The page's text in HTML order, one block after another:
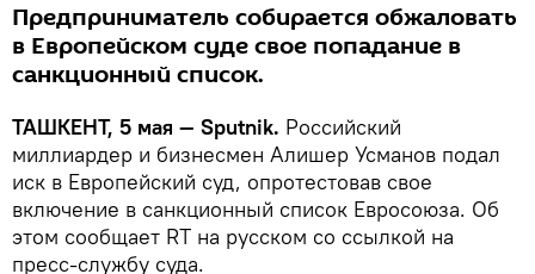
Предприниматель собирается обжаловать
в Европейском суде свое попадание в
санкционный список.
ТАШКЕНТ, 5 мая — Sputnik. Российский
миллиардер и бизнесмен Алишер Усманов подал
иск в Европейский суд, опротестовав свое
включение в санкционный список Евросоюза. Об
этом сообщает RT на русском со ссылкой на
пресс-службу суда.